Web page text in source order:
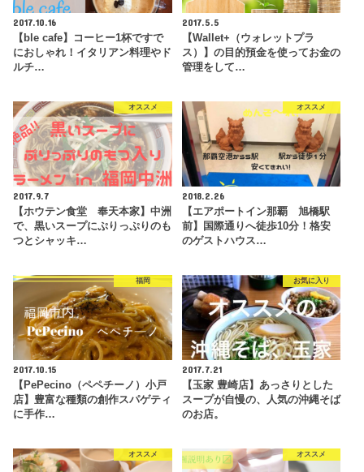
2017.10.16
【ble cafe】コーヒー1杯ですで
におしゃれ！イタリアン料理やド
ルチ…
2017.5.5
【Wallet+（ウォレットプラ
ス）】の目的預金を使ってお金の
管理をして…
オススメ
2017.9.7
【ホウテン食堂 奉天本家】中洲
で、黒いスープにぷりっぷりのも
つとシャッキ…
オススメ
2018.2.26
【エアポートイン那覇 旭橋駅
前】国際通りへ徒歩10分！格安
のゲストハウス…
福岡
2017.10.15
【PePecino（ペペチーノ）小戸
店】豊富な種類の創作スパゲティ
に手作…
お気に入り
2017.7.21
【玉家 豊崎店】あっさりとした
スープが自慢の、人気の沖縄そば
のお店。
オススメ オススメ